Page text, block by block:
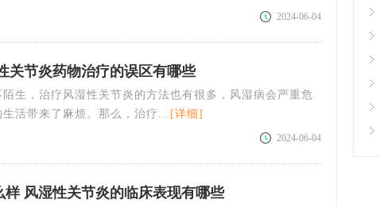
2024-06-04
关节炎药物治疗的误区有哪些
生，治疗风湿性关节炎的方法也有很多，风湿病会严重危
活带来了麻烦。那么，治疗... [详细]
2024-06-04
风湿性关节炎的临床表现有哪些